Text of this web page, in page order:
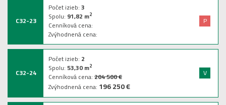
C32-23
Počet izieb:3
Spolu: 91,82 m2
Cenníková cena:
Zvýhodnená cena:
P
C32-24
Počet izieb: 2
Spolu:53,30m2
Cenníková cena:204 500 €
Zvýhodnená cena: 196 250 €
V